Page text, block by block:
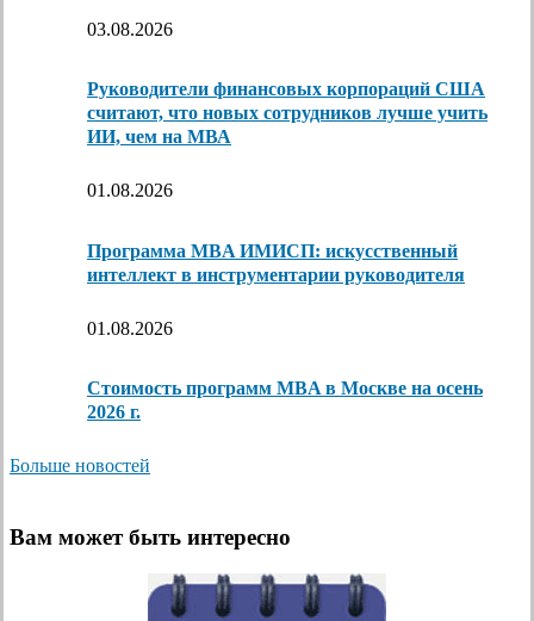
03.08.2026
Руководители финансовых корпораций США
считают, что новых сотрудников лучше учить
ИИ, чем на МВА
01.08.2026
Программа MBA ИМИСП: искусственный
интеллект в инструментарии руководителя
01.08.2026
Стоимость программ MBA в Москве на осень
2026 г.
Больше новостей
Вам может быть интересно